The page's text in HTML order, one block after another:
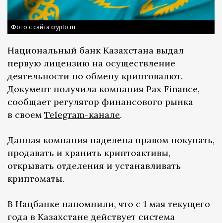
Фото с сайта crypto.ru
Национальный банк Казахстана выдал
первую лицензию на осуществление
деятельности по обмену криптовалют.
Документ получила компания Pax Finance,
сообщает регулятор финансового рынка
в своем Telegram-канале.
Данная компания наделена правом покупать,
продавать и хранить криптоактивы,
открывать отделения и устанавливать
криптоматы.
В Нацбанке напомнили, что с 1 мая текущего
года в Казахстане действует система